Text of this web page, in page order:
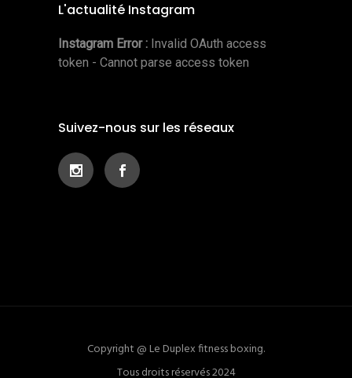
L'actualité Instagram
Instagram Error : Invalid OAuth access
token - Cannot parse access token
Suivez-nous sur les réseaux
Copyright @ Le Duplex fitness boxing.
Tous droits réservés 2024